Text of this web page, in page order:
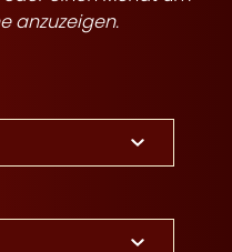
anzuzeigen.